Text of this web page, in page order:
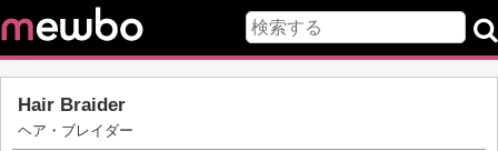
Hair Braider
ヘア・ブレイダー